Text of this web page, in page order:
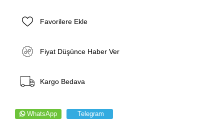
Favorilere Ekle
Fiyat Düşünce Haber Ver
Kargo Bedava
WhatsApp Telegram